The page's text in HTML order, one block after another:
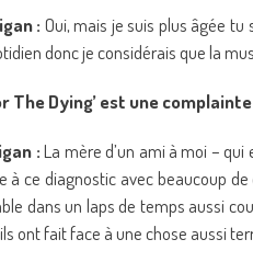
: Oui, mais je suis plus âgée
donc je considérais que la
The Dying’ est une
:La mère d’un ami à moi –
à ce diagnostic avec beaucoup
dans un laps de temps aussi
ont fait face à une chose aussi